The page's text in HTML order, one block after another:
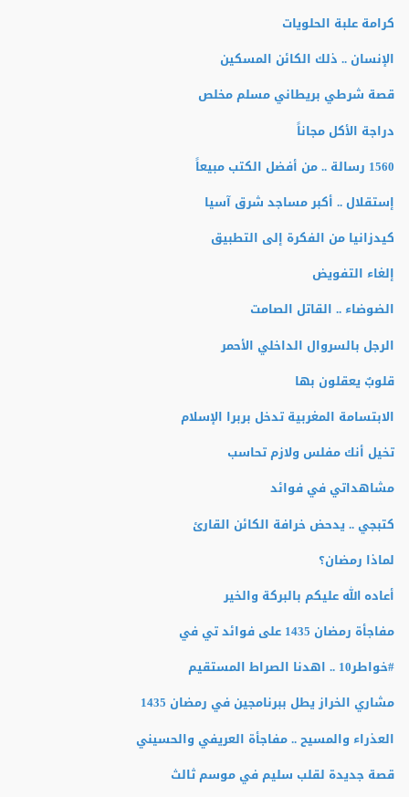
كرامة علبة الحلويات
الإنسان .. ذلك الكائن المسكين
قصة شرطي بريطاني مسلم مخلص
دراجة الأكل مجاناً
1560 رسالة .. من أفضل الكتب مبيعاً
إستقلال .. أكبر مساجد شرق آسيا
كيدزانيا من الفكرة إلى التطبيق
إلغاء التفويض
الضوضاء .. القاتل الصامت
الرجل بالسروال الداخلي الأحمر
قلوبٌ يعقلون بها
الابتسامة المغربية تدخل بربرا الإسلام
تخيل أنك مفلس ولازم تحاسب
مشاهداتي في فوائد
كتبجي .. يدحض خرافة الكائن القارئ
لماذا رمضان؟
أعاده الله عليكم بالبركة والخير
مفاجأة رمضان 1435 على فوائد تي في
#خواطر10 .. اهدنا الصراط المستقيم
مشاري الخراز يطل ببرنامجين في رمضان 1435
العذراء والمسيح .. مفاجأة العريفي والحسيني
قصة جديدة لقلب سليم في موسم ثالث